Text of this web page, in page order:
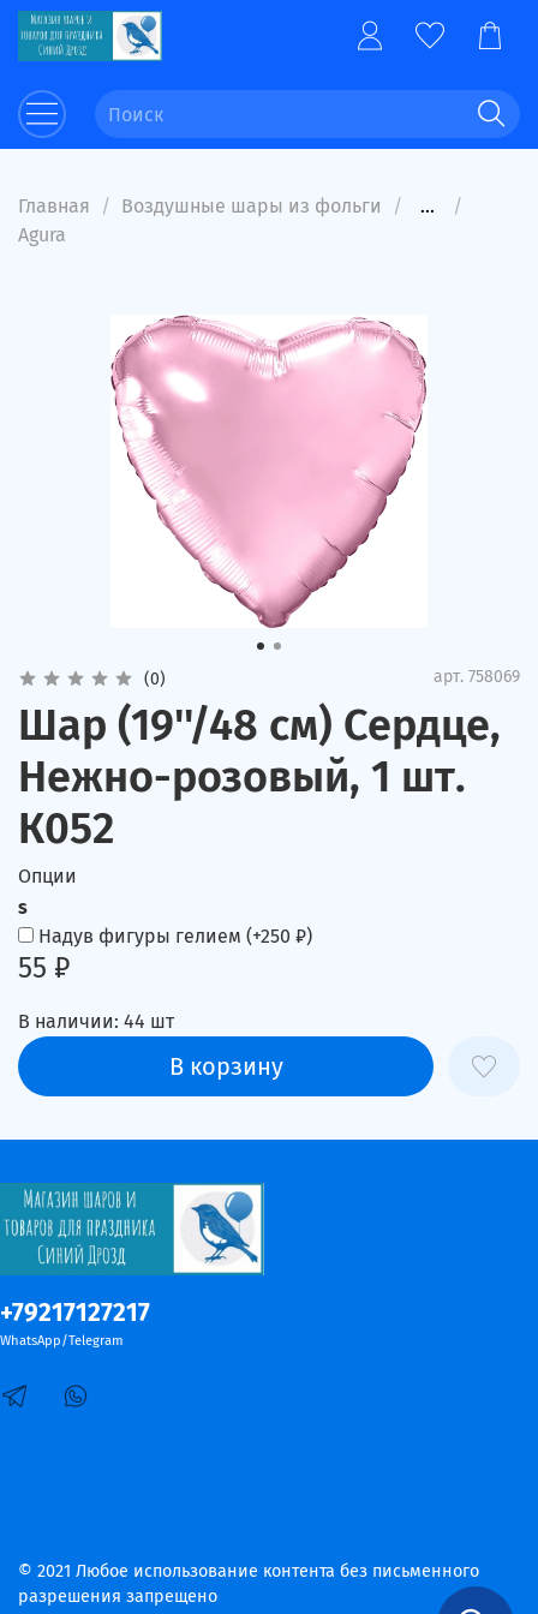
Главная Воздушные шары из фольги
...
Agura
(0) арт. 758069
Шар (19''/48 см) Сердце,
Нежно-розовый, 1 шт.
К052
Опции
s
Надув фигуры гелием (+250 ₽)
55 ₽
В наличии: 44 шт
В корзину
+79217127217
WhatsApp/Telegram
© 2021 Любое использование контента без письменного
разрешения запрещено